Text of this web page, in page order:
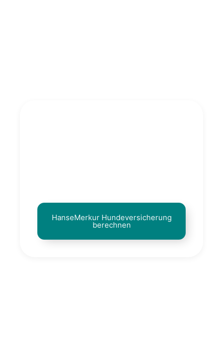
Han­se­Mer­kur Hun­de­ver­si­che­rung
berech­nen